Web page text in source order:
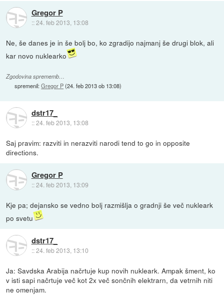
Gregor P
::24. feb 2013, 13:08
Ne, še danes je in še bolj bo, ko zgradijo najmanj še drugi blok, ali
kar novo nuklearko
Zgodovina sprememb…
spremenil:Gregor P(24. feb 2013 ob 13:08)
dstr17_
::24. feb 2013, 13:08
Saj pravim: razviti in nerazviti narodi tend to go in opposite
directions.
Gregor P
::24. feb 2013, 13:09
Kje pa; dejansko se vedno bolj razmišlja o gradnji še več nukleark
po svetu
dstr17_
::24. feb 2013, 13:10
Ja: Savdska Arabija načrtuje kup novih nukleark. Ampak šment, ko
v isti sapi načrtuje več kot 2x več sončnih elektrarn, da vetrnih niti
ne omenjam.